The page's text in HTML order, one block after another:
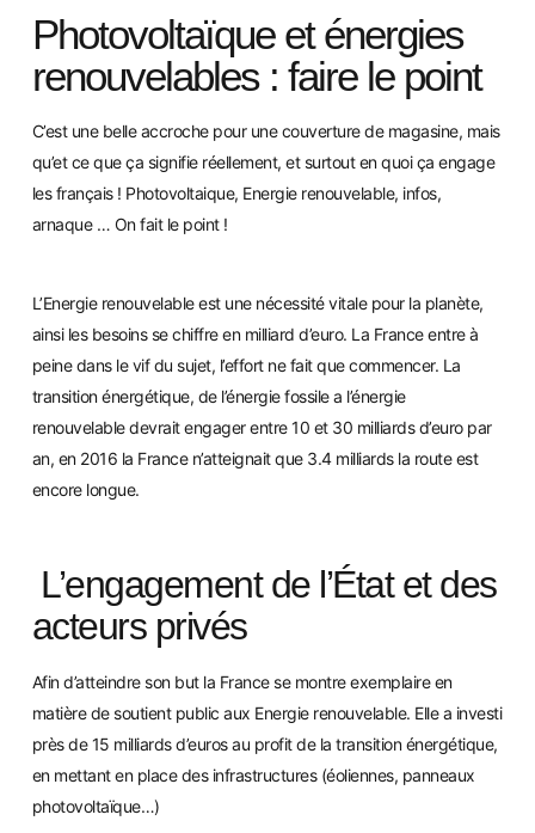
Photovoltaïque et énergies
renouvelables : faire le point
C’est une belle accroche pour une couverture de magasine, mais
qu’et ce que ça signifie réellement, et surtout en quoi ça engage
les français ! Photovoltaique, Energie renouvelable, infos,
arnaque … On fait le point!
L’Energie renouvelable est une nécessité vitale pour la planète,
ainsi les besoins se chiffre en milliard d’euro. La France entre à
peine dans le vif du sujet, l’effort ne fait que commencer. La
transition énergétique, de l’énergie fossile a l’énergie
renouvelable devrait engager entre 10 et 30 milliards d’euro par
an, en 2016 la France n’atteignait que 3.4 milliards la route est
encore longue.
L’engagement de l’État et des
acteurs privés
Afin d’atteindre son but la France se montre exemplaire en
matière de soutient public aux Energie renouvelable. Elle a investi
près de 15 milliards d’euros au profit de la transition énergétique,
en mettant en place des infrastructures (éoliennes, panneaux
photovoltaïque…)